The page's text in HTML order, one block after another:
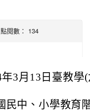
閱數： 134
3月13日臺教學
民中、小學教育